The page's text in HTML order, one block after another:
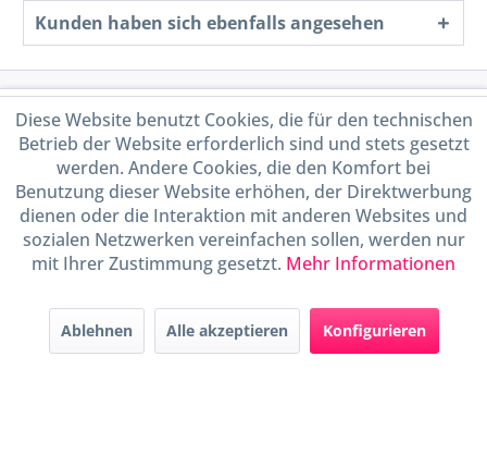
Kunden haben sich ebenfalls angesehen
Service Hotline
Shop Service
Informationen
Handel mit BIO-Weinen
durch DE-ÖKO-009
Diese Website benutzt Cookies, die für den technischen
Betrieb der Website erforderlich sind und stets gesetzt
werden. Andere Cookies, die den Komfort bei
Benutzung dieser Website erhöhen, der Direktwerbung
dienen oder die Interaktion mit anderen Websites und
sozialen Netzwerken vereinfachen sollen, werden nur
mit Ihrer Zustimmung gesetzt. Mehr Informationen
Ablehnen Alle akzeptieren Konfigurieren